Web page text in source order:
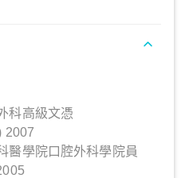
科高級文憑
2007
醫學院口腔外科學院員